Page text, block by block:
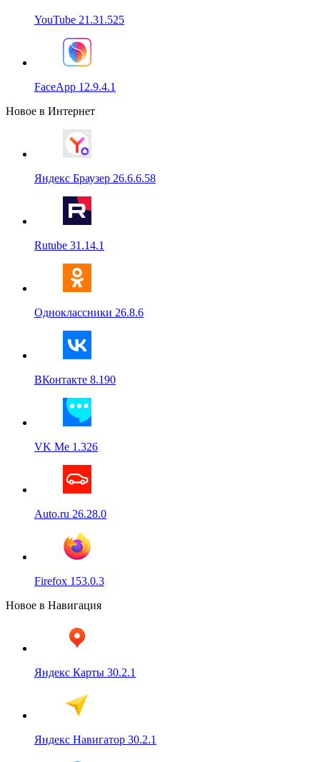
YouTube 21.31.525
FaceApp 12.9.4.1
Новое в Интернет
Яндекс Браузер 26.6.6.58
Rutube 31.14.1
Одноклассники 26.8.6
ВКонтакте 8.190
VK Me 1.326
Auto.ru 26.28.0
Firefox 153.0.3
Новое в Навигация
Яндекс Карты 30.2.1
Яндекс Навигатор 30.2.1